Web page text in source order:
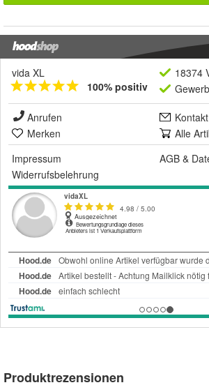
vida XL
100% positiv
18374
Anrufen
Kontakt
Merken
Alle
Impressum
AGB &
Widerrufsbelehrung
Produktrezensionen